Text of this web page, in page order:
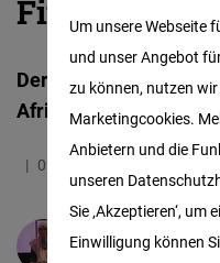
Inhalt
Finanzielle
Der aufstieg
Afrika
09.10.2025
Nyima Jadama
Um unsere Webseite
und unser Angebot
zu können, nutzen
Marketingcookies.
Anbietern und die
unseren
Sie ‚Akzeptieren‘, um
Einwilligung können